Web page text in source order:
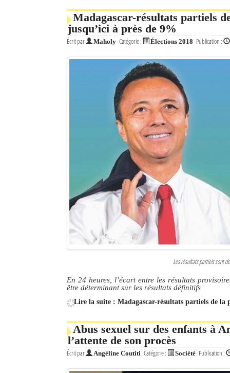
Madagascar-résultats partiels
jusqu’ici à près de 9%
Écrit par Maholy Catégorie : Élections 2018 Publication :
Les résultats partiels sont
En 24 heures, l’écart entre les résultats
être déterminant sur les résultats définitifs
Lire la suite : Madagascar-résultats partiels de la
Abus sexuel sur des enfants à
l’attente de son procès
Écrit par Angéline Coutiti Catégorie : Société Publication :